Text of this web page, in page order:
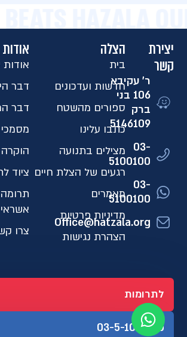
HAZALA
יצירת
קשר
ר' עקיבא
106 בני
ברק
5146109​
03-
5100100
03-
5100100
Office@hatzala.org
הצלה
בית
חדשות ועדכונים
ספורים מהשטח
כתבו עלינו
מצילים בתנועה
רגעים של הצלת חיים
מאמרים
מדיניות פרטיות
הצהרת נגישות
אודות
אודות
דבר
דבר
הוקרה
ציוד
אשראי
צרו
לתרומות
03-5-100-100